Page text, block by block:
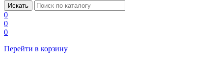
0
0
0
Перейти в корзину